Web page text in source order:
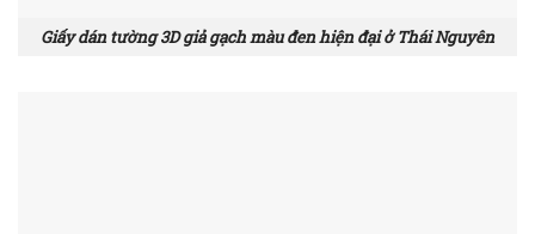
Giấy dán tường 3D giả gạch màu đen hiện đại ở Thái Nguyên